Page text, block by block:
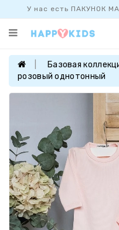
У нас есть ПАКУНОК
Категории
ПРОДАЖ
БАЗОВАЯ
КОЛЛЕКЦИЯ
МАЛЬЧИКАМ
НОВОРОЖДЕННЫМ
FAMILYLOOK
Базовая
розовый однотонный